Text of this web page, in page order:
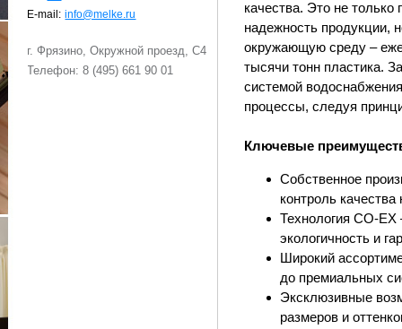
E-mail: info@melke.ru
г. Фрязино, Окружной проезд, С4
Телефон: 8 (495) 661 90 01
качества. Это не
надежность продукции,
окружающую среду –
тысячи тонн пластика.
системой
процессы, следуя
Ключевые
Собственное
контроль
Технология CO-
экологичность и
Широкий
до премиальных
Эксклюзивные
размеров и